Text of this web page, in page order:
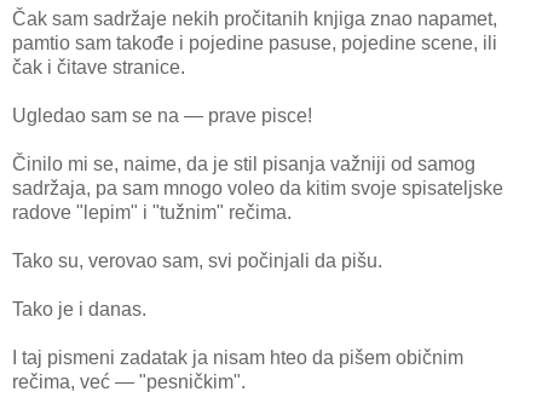
Čak sam sadržaje nekih pročitanih knjiga znao napamet,
pamtio sam takođe i pojedine pasuse, pojedine scene, ili
čak i čitave stranice.
Ugledao sam se na — prave pisce!
Činilo mi se, naime, da je stil pisanja važniji od samog
sadržaja, pa sam mnogo voleo da kitim svoje spisateljske
radove "lepim" i "tužnim" rečima.
Tako su, verovao sam, svi počinjali da pišu.
Tako je i danas.
I taj pismeni zadatak ja nisam hteo da pišem običnim
rečima, već — "pesničkim".